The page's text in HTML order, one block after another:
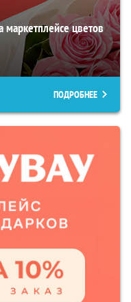
цветов
ПОДРОБНЕЕ